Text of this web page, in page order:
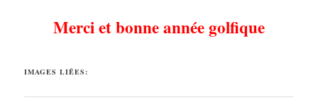
Merci et bonne année golfique
IMAGES LIÉES: